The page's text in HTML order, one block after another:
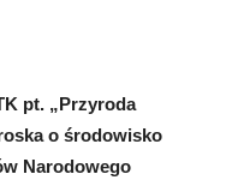
pt. „Przyroda
o środowisko
Narodowego